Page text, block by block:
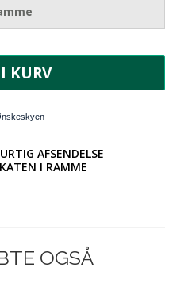
KURV
AFSENDELSE
I RAMME
OGSÅ